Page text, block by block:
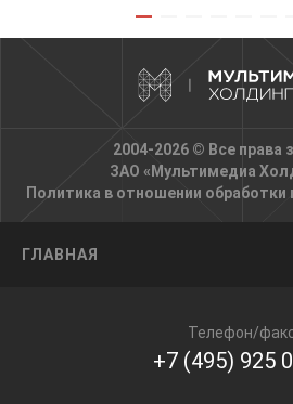
2004-2026 © Все
ЗАО «Мультимедиа
Политика в отношении
ГЛАВНАЯ
Телефон/
+7 (495) 925